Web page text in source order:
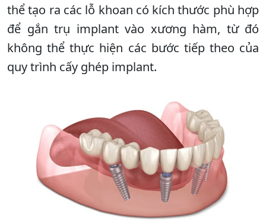
thể tạo ra các lỗ khoan có kích thước phù hợp
để gắn trụ implant vào xương hàm, từ đó
không thể thực hiện các bước tiếp theo của
quy trình cấy ghép implant.